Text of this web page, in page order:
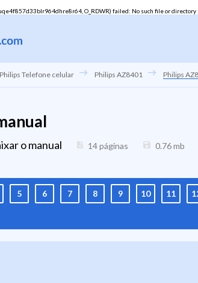
O_RDWR) failed: No such file or directory
Philips Telefone celular Philips AZ8401 Philips
o manual 14 páginas 0.76mb
5 6 7 8 9 10 11